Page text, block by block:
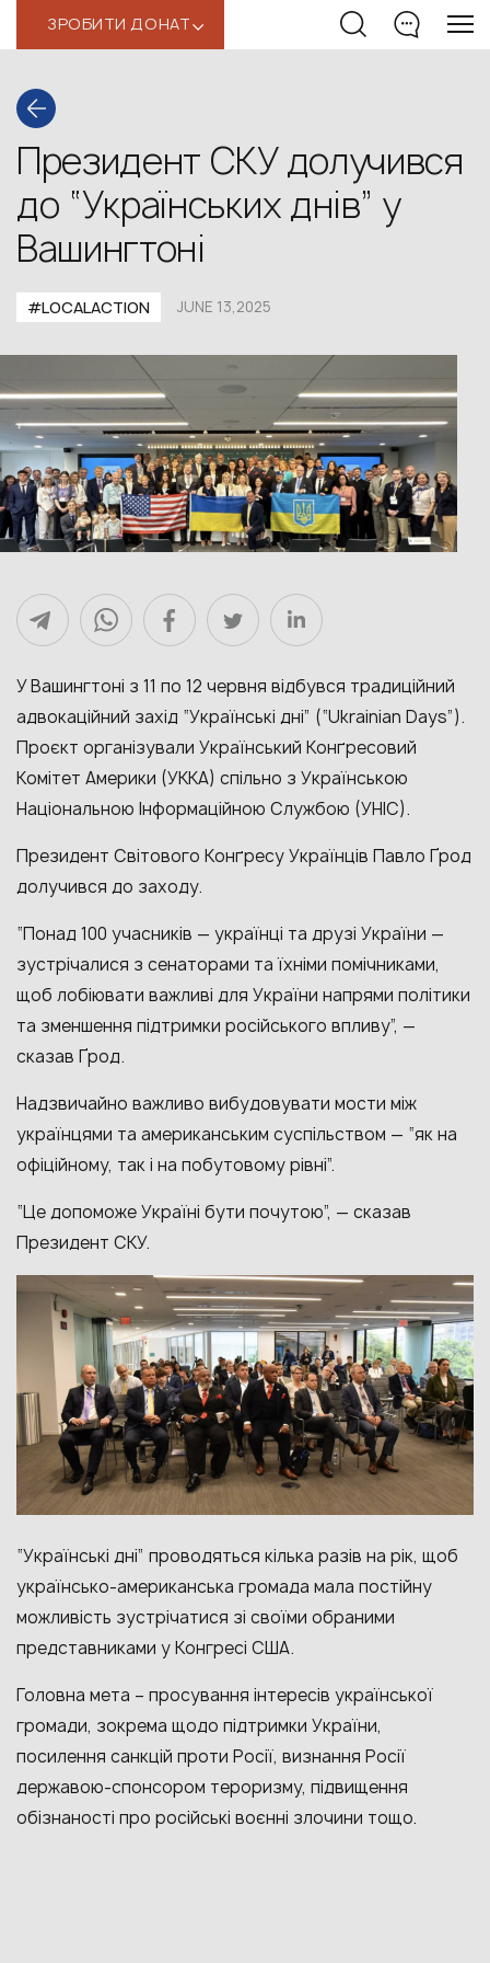
ЗРОБИТИ ДОНАТ‹
Президент СКУ долучився
до “Українських днів” у
Вашингтоні
#LOCALACTION JUNE 13,2025
У Вашингтоні з 11 по 12 червня відбувся традиційний
адвокаційний захід “Українські дні” (“Ukrainian Days”).
Проєкт організували Український Конґресовий
Комітет Америки (УККА) спільно з Українською
Національною Інформаційною Службою (УНІС).
Президент Світового Конґресу Українців Павло Ґрод
долучився до заходу.
“Понад 100 учасників — українці та друзі України —
зустрічалися з сенаторами та їхніми помічниками,
щоб лобіювати важливі для України напрями політики
та зменшення підтримки російського впливу”, —
сказав Ґрод.
Надзвичайно важливо вибудовувати мости між
українцями та американським суспільством — “як на
офіційному, так і на побутовому рівні”.
“Це допоможе Україні бути почутою”, — сказав
Президент СКУ.
“Українські дні” проводяться кілька разів на рік, щоб
українсько-американська громада мала постійну
можливість зустрічатися зі своїми обраними
представниками у Конгресі США.
Головна мета – просування інтересів української
громади, зокрема щодо підтримки України,
посилення санкцій проти Росії, визнання Росії
державою-спонсором тероризму, підвищення
обізнаності про російські воєнні злочини тощо.